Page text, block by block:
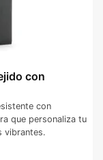
con
con
que personaliza tu
vibrantes.